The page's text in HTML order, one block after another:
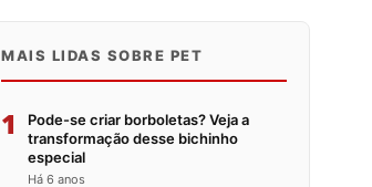
MAIS LIDAS SOBRE PET
1
Pode-se criar borboletas? Veja a
transformação desse bichinho
especial
Há 6 anos